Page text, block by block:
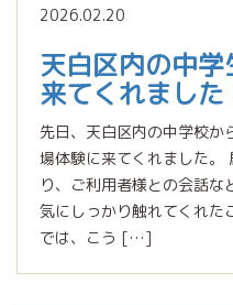
2026.02.20
天白区内の中
来てくれました
先日、天白区内の中学校
場体験に来てくれました。
り、ご利用者様との会話
気にしっかり触れてくれた
では、こう […]